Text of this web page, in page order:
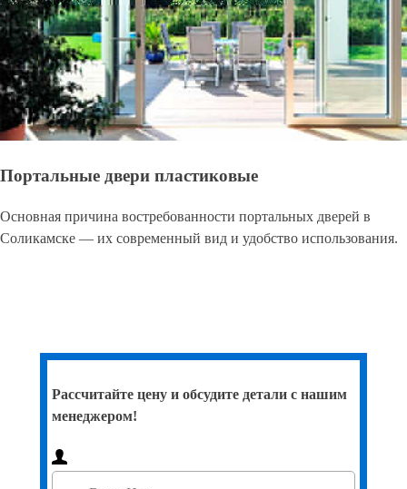
Портальные двери пластиковые
Основная причина востребованности портальных дверей в
Соликамске — их современный вид и удобство использования.
Рассчитайте цену и обсудите детали с нашим
менеджером!